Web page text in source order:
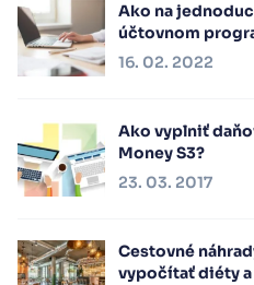
Ako na
účtovnom
16. 02. 2022
Ako vyplniť
Money S3?
23. 03. 2017
Cestovné
vypočítať diéty a